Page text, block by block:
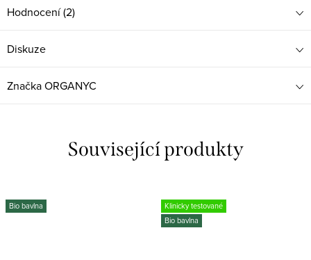
Hodnocení (2)
Diskuze
ZnačkaORGANYC
Související produkty
Bio bavlna
Klinicky testované
Bio bavlna